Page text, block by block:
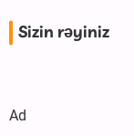
Sizin rəyiniz
Ad